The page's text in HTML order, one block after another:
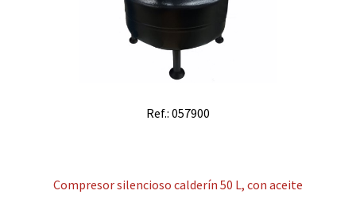
Ref.: 057900
Compresor silencioso calderín 50 L, con aceite